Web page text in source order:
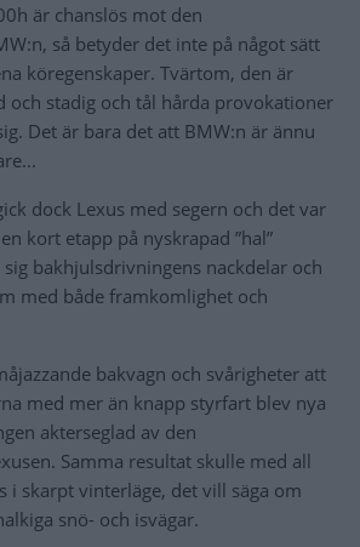
är chanslös mot den
så betyder det inte på något sätt
köregenskaper. Tvärtom, den är
och stadig och tål hårda provokationer
Det är bara det att BMW:n är ännu
dock Lexus med segern och det var
kort etapp på nyskrapad ”hal”
sig bakhjulsdrivningens nackdelar och
med både framkomlighet och
bakvagn och svårigheter att
med mer än knapp styrfart blev nya
akterseglad av den
Samma resultat skulle med all
i skarpt vinterläge, det vill säga om
snö- och isvägar.